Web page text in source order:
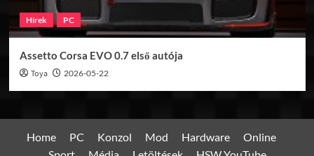
Hírek PC
Assetto Corsa EVO 0.7 első autója
Toya 2026-05-22
Home PC Konzol Mod Hardware
Online